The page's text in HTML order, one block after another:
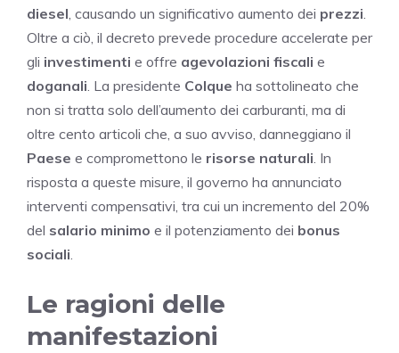
diesel, causando un significativo aumento dei prezzi.
Oltre a ciò, il decreto prevede procedure accelerate per
gli investimenti e offre agevolazioni fiscali e
doganali. La presidente Colque ha sottolineato che
non si tratta solo dell’aumento dei carburanti, ma di
oltre cento articoli che, a suo avviso, danneggiano il
Paese e compromettono le risorse naturali. In
risposta a queste misure, il governo ha annunciato
interventi compensativi, tra cui un incremento del 20%
del salario minimo e il potenziamento dei bonus
sociali.
Le ragioni delle
manifestazioni